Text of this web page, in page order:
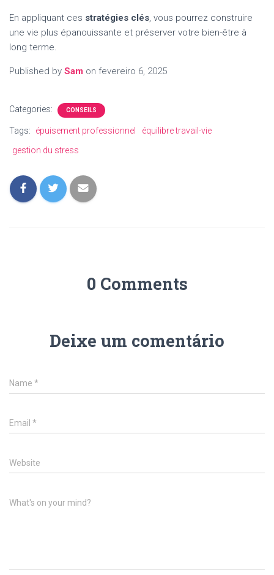
En appliquant ces stratégies clés, vous pourrez construire
une vie plus épanouissante et préserver votre bien-être à
long terme.
Published by Sam on fevereiro 6, 2025
Categories: CONSEILS
Tags: épuisement professionnel
équilibre travail-vie
gestion du stress
0 Comments
Deixe um comentário
Name *
Email *
Website
What's on your mind?